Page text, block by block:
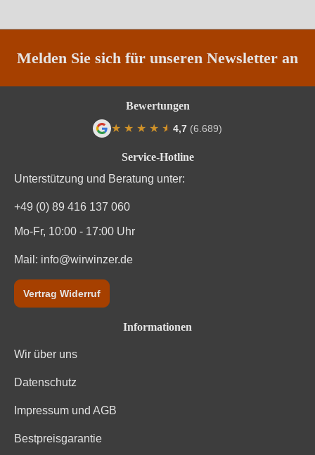
Melden Sie sich für unseren Newsletter an
Service-Hotline
Unterstützung und Beratung unter:
+49 (0) 89 416 137 060
Mo-Fr, 10:00 - 17:00 Uhr
Mail: info@wirwinzer.de
Vertrag Widerruf
Informationen
Wir über uns
Datenschutz
Impressum und AGB
Bestpreisgarantie
Bewertungen
★ ★ ★ ★ ★
★ 4,7 (6.689)